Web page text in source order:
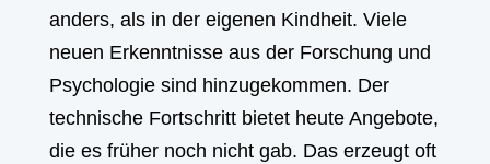
anders, als in der eigenen Kindheit. Viele
neuen Erkenntnisse aus der Forschung und
Psychologie sind hinzugekommen. Der
technische Fortschritt bietet heute Angebote,
die es früher noch nicht gab. Das erzeugt oft